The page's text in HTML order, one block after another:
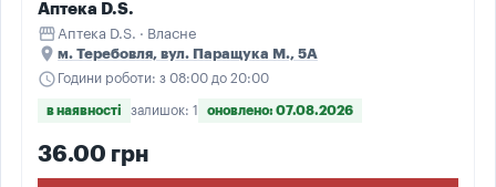
Аптека D.S.
storefront Аптека D.S. · Власне
place м. Теребовля, вул. Паращука М., 5А
schedule Години роботи: з 08:00 до 20:00
в наявності залишок: 1 оновлено: 07.08.2026
36.00 грн